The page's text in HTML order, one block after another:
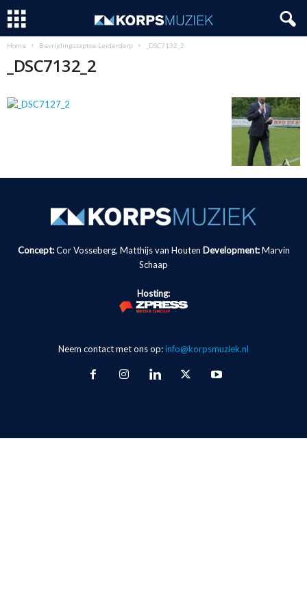
Home Bevrijdingstaptoe Leiderdorp _DSC7132_2
_DSC7132_2
Concept:Cor Vosseberg, Matthijs van Houten Development: Marvin
Schaap
Hosting:
Neem contact met ons op:info@korpsmuziek.nl